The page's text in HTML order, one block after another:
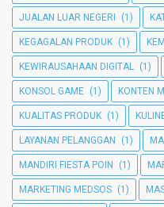
JUALAN LUAR NEGERI (1)
KEGAGALAN PRODUK (1)
KEWIRAUSAHAAN DIGITAL (1)
KONSOL GAME (1) KONTEN
KUALITAS PRODUK (1)
LAYANAN PELANGGAN (1)
MANDIRI FIESTA POIN (1)
MARKETING MEDSOS (1)